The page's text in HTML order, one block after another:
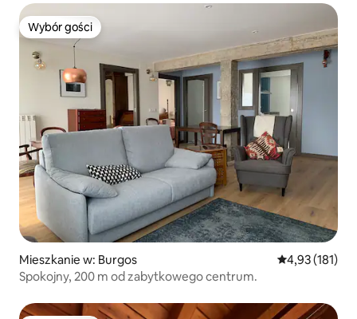
Wybór gości
Wybór gości
Mieszkanie w: Burgos Średnia
4,93 (181)
Spokojny, 200 m od zabytkowego centrum.